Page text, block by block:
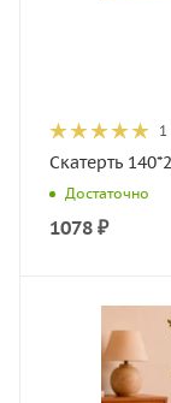
1
Скатерть
Достаточно
1078 ₽